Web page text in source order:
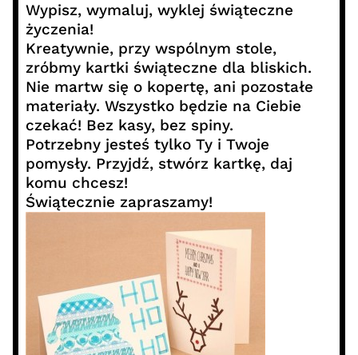
Wypisz, wymaluj, wyklej świąteczne
życzenia!
Kreatywnie, przy wspólnym stole,
zróbmy kartki świąteczne dla bliskich.
Nie martw się o kopertę, ani pozostałe
materiały. Wszystko będzie na Ciebie
czekać! Bez kasy, bez spiny.
Potrzebny jesteś tylko Ty i Twoje
pomysły. Przyjdź, stwórz kartkę, daj
komu chcesz!
Świątecznie zapraszamy!